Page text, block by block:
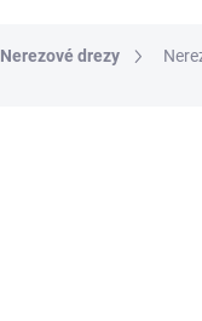
Nerezové drezy